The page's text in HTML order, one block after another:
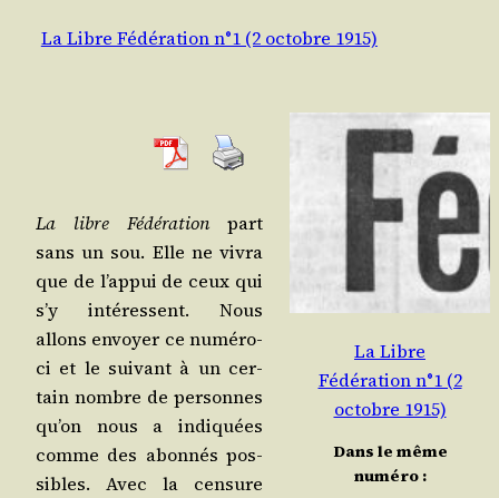
La Libre Fédération n°1 (2 octobre 1915)
La libre Fédé­ra­tion part
sans un sou. Elle ne vivra
que de l’ap­pui de ceux qui
s’y inté­ressent. Nous
allons envoyer ce numé­ro-
ci et le sui­vant à un cer­
tain nombre de per­sonnes
qu’on nous a indi­quées
comme des abon­nés pos­
sibles. Avec la cen­sure
La Libre
Fédération n°1 (2
octobre 1915)
Dans le même
numéro :